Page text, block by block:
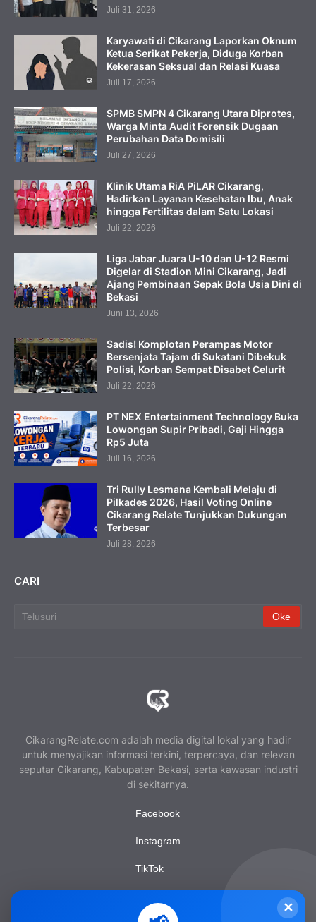
✕
Juli 31, 2026
Karyawati di Cikarang Laporkan Oknum
Ketua Serikat Pekerja, Diduga Korban
Kekerasan Seksual dan Relasi Kuasa
Juli 17, 2026
SPMB SMPN 4 Cikarang Utara Diprotes,
Warga Minta Audit Forensik Dugaan
Perubahan Data Domisili
Juli 27, 2026
Klinik Utama RiA PiLAR Cikarang,
Hadirkan Layanan Kesehatan Ibu, Anak
hingga Fertilitas dalam Satu Lokasi
Juli 22, 2026
Liga Jabar Juara U-10 dan U-12 Resmi
Digelar di Stadion Mini Cikarang, Jadi
Ajang Pembinaan Sepak Bola Usia Dini di
Bekasi
Juni 13, 2026
Sadis! Komplotan Perampas Motor
Bersenjata Tajam di Sukatani Dibekuk
Polisi, Korban Sempat Disabet Celurit
Juli 22, 2026
PT NEX Entertainment Technology Buka
Lowongan Supir Pribadi, Gaji Hingga
Rp5 Juta
Juli 16, 2026
Tri Rully Lesmana Kembali Melaju di
Pilkades 2026, Hasil Voting Online
Cikarang Relate Tunjukkan Dukungan
Terbesar
Juli 28, 2026
CARI
CikarangRelate.com adalah media digital lokal yang hadir
untuk menyajikan informasi terkini, terpercaya, dan relevan
seputar Cikarang, Kabupaten Bekasi, serta kawasan industri
di sekitarnya.
Facebook
Instagram
TikTok